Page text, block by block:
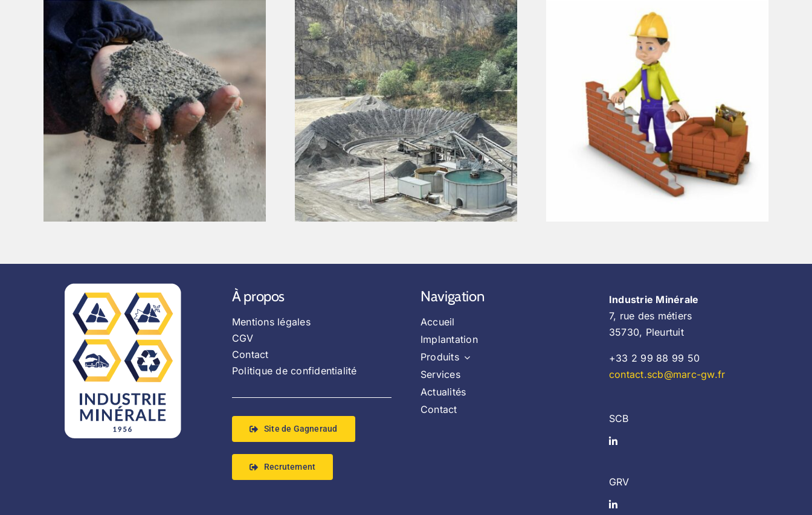
À propos
Mentions légales
CGV
Contact
Politique de confidentialité
Site de Gagneraud
Recrutement
Navigation
Accueil
Implantation
Produits
Services
Actualités
Contact
Industrie Minérale
7, rue des métiers
35730, Pleurtuit
+33 2 99 88 99 50
contact.scb@marc-gw.fr
SCB
GRV